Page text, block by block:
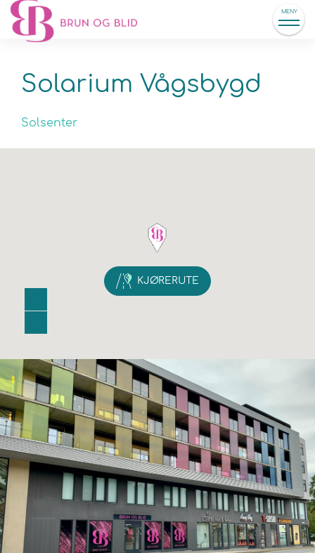
MENY
Solarium Vågsbygd
Solsenter
KJØRERUTE